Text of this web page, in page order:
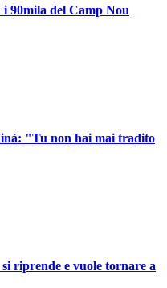
90mila del Camp Nou
"Tu non hai mai tradito
riprende e vuole tornare a